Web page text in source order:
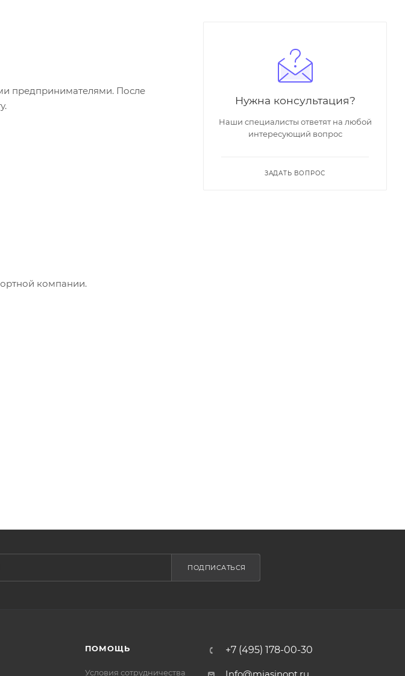
предпринимателями. После
компании.
Нужна консультация?
Наши специалисты ответят на любой
интересующий вопрос
ЗАДАТЬ ВОПРОС
ПОДПИСАТЬСЯ
ПОМОЩЬ
Условия сотрудничества
+7 (495) 178-00-30